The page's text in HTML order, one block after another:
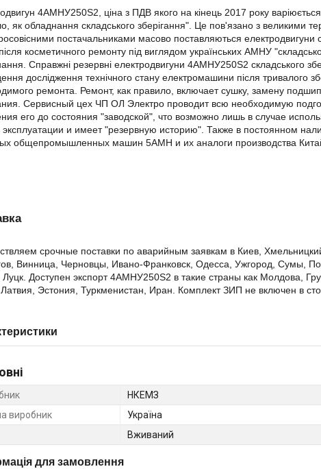
4АМНУ250Ѕ2, ціна з ПДВ якого на кінець 2017 року
як обладнання складського зберігання". Це пов'язано з
постачальниками масово поставляються електродвигуни
косметичного ремонту під виглядом українських АМНУ
Справжні резервні електродвигуни 4АМНУ250Ѕ2 складського
дослідження технічного стану електромашини після тривалого
ремонта. Ремонт, как правило, включает сушку, замену
Сервисный цех ЧП ОЛ Электро проводит всю необходимую
его до состояния "заводской", что возможно лишь в случае
и имеет "резервную историю". Также в постоянном
общепромышленных машин 5АМН и их аналоги производства
срочные поставки по аварийным заявкам в Киев,
Винница, Черновцы, Ивано-Франковск, Одесса, Ужгород, Сумы,
Доступен экспорт 4AMHУ250S2 в такие страны как Молдова,
Эстония, Туркменистан, Иран. Комплект ЗИП не включен в
НКЕМЗ
виробник
Україна
Вживаний
для замовлення